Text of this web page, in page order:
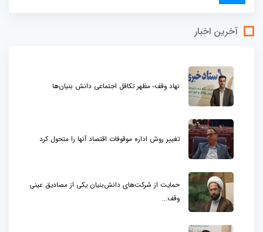
آخرین اخبار
نهاد وقف؛ مظهر تکافل اجتماعی دانش بنیان‌ها
تغییر روش اداره موقوفات اقتصاد آنها را متحول کرد
حمایت از شرکت‌های دانش‌بنیان یکی از مصادیق عینی
وقف...